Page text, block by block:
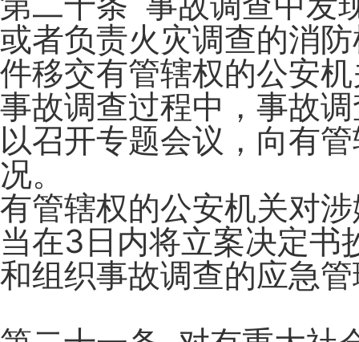
或者负责火灾调查的消
件移交有管辖权的公安
事故调查过程中，事故
以召开专题会议，向有
况。
有管辖权的公安机关对
当在3日内将立案决定书
和组织事故调查的应急